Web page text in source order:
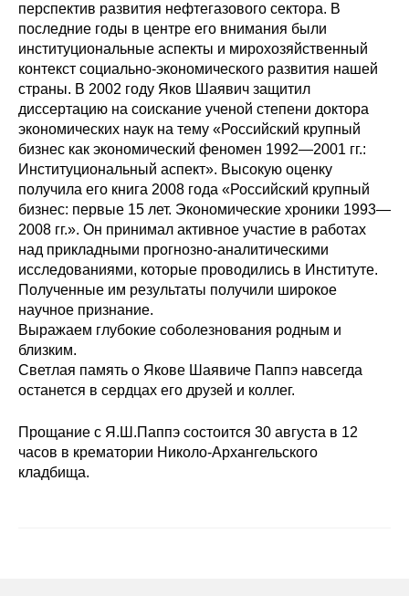
О журнале
Редакционная этика
Информация для авторов
Общие требования
Стандарты оформления
Семинары
Энергетический семинар
Российско-французский семинар
Отрасли и регионы
перспектив развития нефтегазового сектора. В
последние годы в центре его внимания были
институциональные аспекты и мирохозяйственный
контекст социально-экономического развития нашей
страны. В 2002 году Яков Шаявич защитил
диссертацию на соискание ученой степени доктора
экономических наук на тему «Российский крупный
бизнес как экономический феномен 1992—2001 гг.:
Институциональный аспект». Высокую оценку
получила его книга 2008 года «Российский крупный
бизнес: первые 15 лет. Экономические хроники 1993—
2008 гг.». Он принимал активное участие в работах
над прикладными прогнозно-аналитическими
исследованиями, которые проводились в Институте.
Полученные им результаты получили широкое
научное признание.
Выражаем глубокие соболезнования родным и
близким.
Светлая память о Якове Шаявиче Паппэ навсегда
останется в сердцах его друзей и коллег.
Прощание с Я.Ш.Паппэ состоится 30 августа в 12
часов в крематории Николо-Архангельского
кладбища.